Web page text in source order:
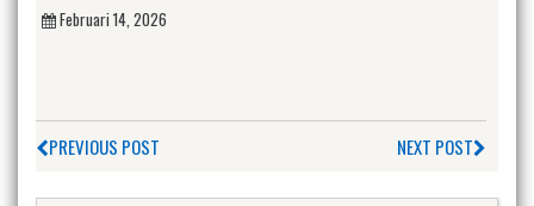
Februari 14, 2026
PREVIOUS POST NEXT POST